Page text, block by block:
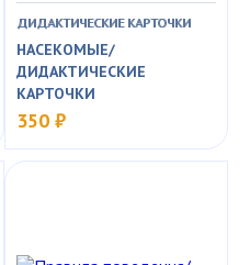
ДИДАКТИЧЕСКИЕ КАРТОЧКИ
НАСЕКОМЫЕ/
ДИДАКТИЧЕСКИЕ
КАРТОЧКИ
350 ₽